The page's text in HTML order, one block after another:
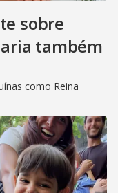
sobre
também
como Reina